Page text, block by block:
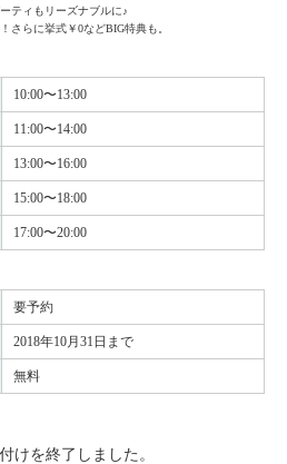
ティもリーズナブルに♪
さらに挙式￥0などBIG特典も。
10:00〜13:00
11:00〜14:00
13:00〜16:00
15:00〜18:00
17:00〜20:00
要予約
2018年10月31日まで
無料
けを終了しました。